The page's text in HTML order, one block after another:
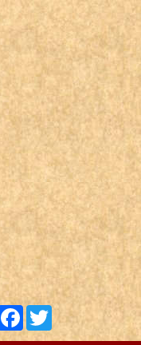
Facebook
Twitter